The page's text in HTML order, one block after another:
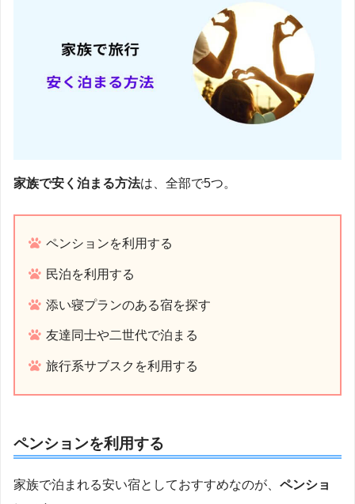
家族で安く泊まる方法は、全部で5つ。
ペンションを利用する
民泊を利用する
添い寝プランのある宿を探す
友達同士や二世代で泊まる
旅行系サブスクを利用する
ペンションを利用する
家族で泊まれる安い宿としておすすめなのが、 ペンショ